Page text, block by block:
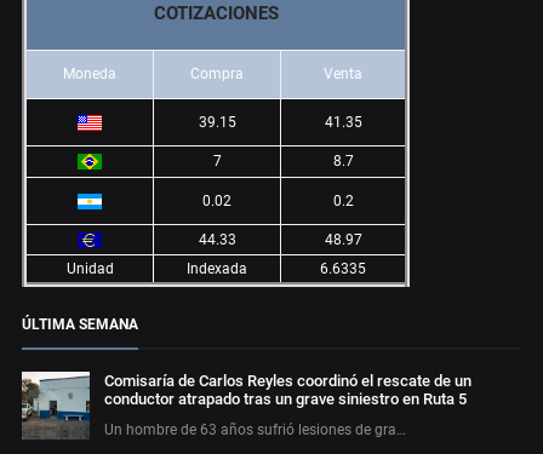
COTIZACIONES
Moneda Compra Venta
39.15 41.35
7 8.7
0.02 0.2
44.33
48.97
Unidad
Indexada 6.6335
ÚLTIMA SEMANA
Comisaría de Carlos Reyles coordinó el rescate de un
conductor atrapado tras un grave siniestro en Ruta 5
Un hombre de 63 años sufrió lesiones de gra…